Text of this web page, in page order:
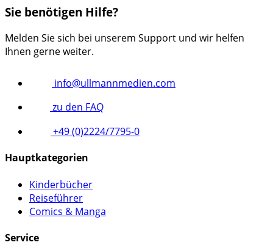
Sie benötigen Hilfe?
Melden Sie sich bei unserem Support und wir helfen
Ihnen gerne weiter.
info@ullmannmedien.com
zu den FAQ
+49 (0)2224/7795-0
Hauptkategorien
Kinderbücher
Reiseführer
Comics & Manga
Service